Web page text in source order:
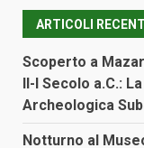
ARTICOLI RECENTI
Scoperto a
II-I Secolo a.C.:
Archeologica
Notturno al